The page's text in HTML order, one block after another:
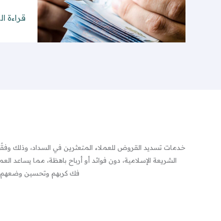
قراءة
خدمات تسديد القروض للعملاء المتعثرين في السداد، وذلك
الشريعة الإسلامية، دون فوائد أو أرباح باهظة، مما يساعد
فك كربهم وتحسين وضعهم